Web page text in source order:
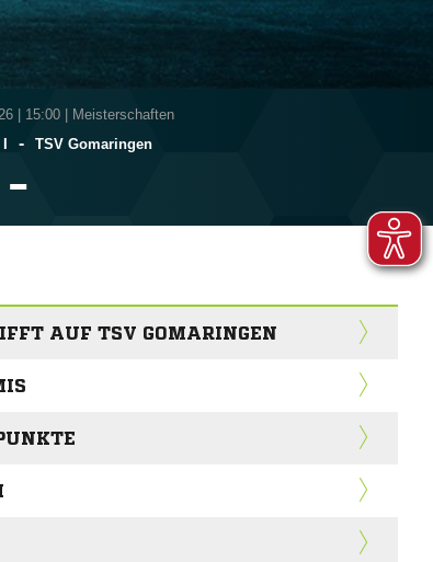
| 15:00 | Meisterschaften
- TSV Gomaringen

AUF TSV GOMARINGEN